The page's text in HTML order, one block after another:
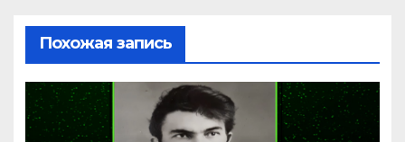
Похожая запись